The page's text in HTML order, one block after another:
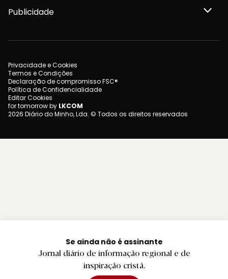
Se ainda não é assinante
Jornal diário de informação regional e de
inspiração cristã.
Publicidade
Privacidade e Cookies
Termos e Condições
Declaração de compromisso FSC®
Política de Confidencialidade
Editar Cookies
for tomorrow by LKCOM
2026 Diário do Minho, Lda. © Todos os direitos reservados